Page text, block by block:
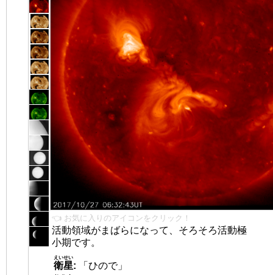
👈 お気に入りのアイコンをクリック！
活動領域がまばらになって、そろそろ活動極
小期です。
衛星
えいせい
:
「ひので」